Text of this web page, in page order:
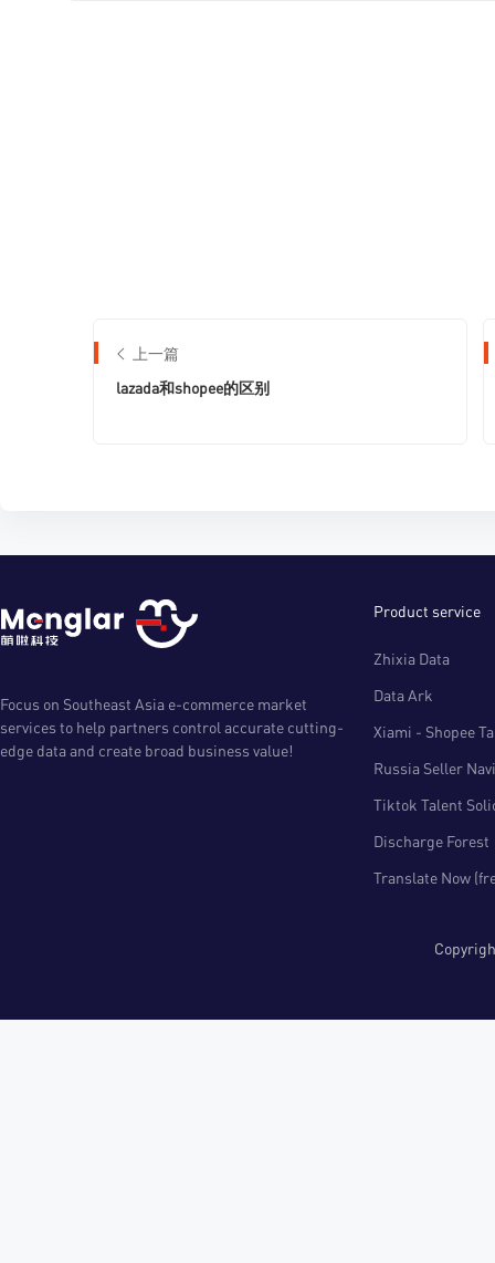
上一篇
lazada和shopee的区别
Focus on Southeast Asia e-commerce market
services to help partners control accurate cutting-
edge data and create broad business value!
Product service
Zhixia Data
Data Ark
Xiami - Shopee
Russia Seller
Tiktok Talent
Discharge Forest
Translate Now